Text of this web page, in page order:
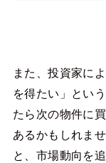
また、投資家に
を得たい」とい
たら次の物件に
あるかもしれま
と、市場動向を